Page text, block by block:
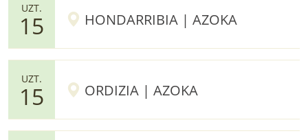
UZT.
15 HONDARRIBIA | AZOKA
UZT.
15 ORDIZIA | AZOKA